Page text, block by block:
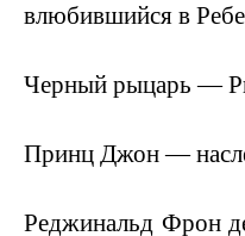
влюбившийся в
Черный рыцарь —
Принц Джон —
Реджинальд Фрон